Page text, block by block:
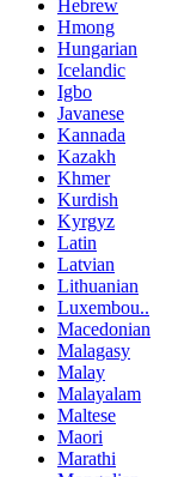
Hebrew
Hmong
Hungarian
Icelandic
Igbo
Javanese
Kannada
Kazakh
Khmer
Kurdish
Kyrgyz
Latin
Latvian
Lithuanian
Luxembou..
Macedonian
Malagasy
Malay
Malayalam
Maltese
Maori
Marathi